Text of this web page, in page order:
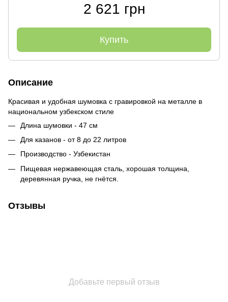
2 621 грн
Купить
Описание
Красивая и удобная шумовка с гравировкой на металле в
национальном узбекском стиле
Длина шумовки - 47 см
Для казанов - от 8 до 22 литров
Производство - Узбекистан
Пищевая нержавеющая сталь, хорошая толщина,
деревянная ручка, не гнётся.
Отзывы
Добавьте первый отзыв